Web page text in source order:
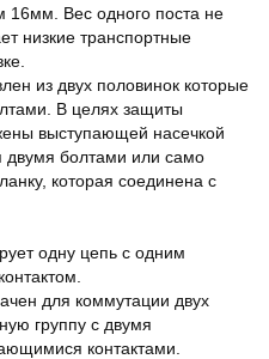
16мм. Вес одного поста не
низкие транспортные
из двух половинок которые
В целях защиты
выступающей насечкой
двумя болтами или само
которая соединена с
одну цепь с одним
для коммутации двух
группу с двумя
контактами.